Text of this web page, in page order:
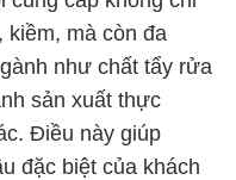
mà còn đa
như chất tẩy rửa
sản xuất thực
Điều này giúp
đặc biệt của khách